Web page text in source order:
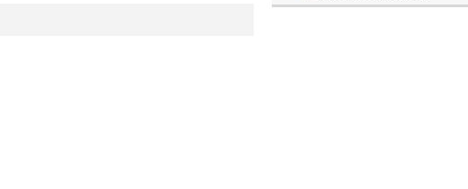
53.47руб.